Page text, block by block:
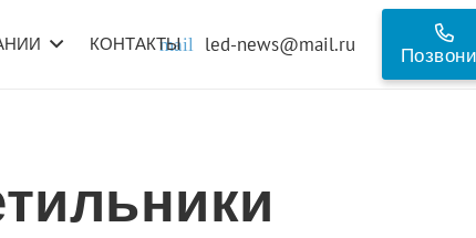
КОНТАКТЫ
mail led-news@mail.ru